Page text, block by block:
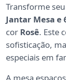
Transforme
Jantar Mesa e
cor Rosê. Este
sofisticação,
especiais em
A mesa